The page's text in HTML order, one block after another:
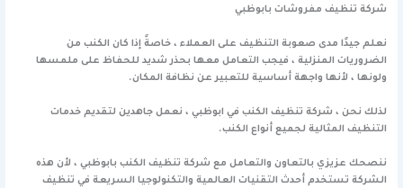
شركة تنظيف مفروشات بابوظبي
نعلم جيدًا مدى صعوبة التنظيف على العملاء ، خاصةً إذا كان الكنب من
الضروريات المنزلية ، فيجب التعامل معها بحذر شديد للحفاظ على ملمسها
ولونها ، لأنها واجهة أساسية للتعبير عن نظافة المكان.
لذلك نحن ، شركة تنظيف الكنب في ابوظبي ، نعمل جاهدين لتقديم خدمات
التنظيف المثالية لجميع أنواع الكنب.
ننصحك عزيزي بالتعاون والتعامل مع شركة تنظيف الكنب بابوظبي ، لأن هذه
الشركة تستخدم أحدث التقنيات العالمية والتكنولوجيا السريعة في تنظيف